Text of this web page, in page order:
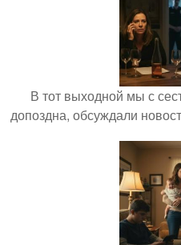
В тот выходной мы с
допоздна, обсуждали